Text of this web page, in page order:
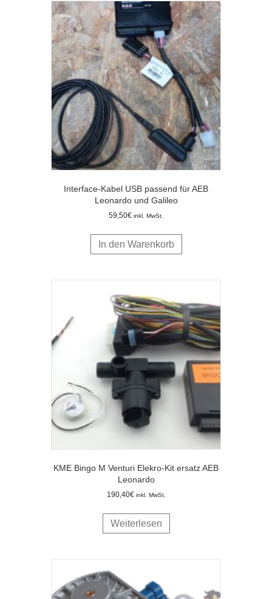
Interface-Kabel USB passend für AEB
Leonardo und Galileo
59,50€ inkl. MwSt.
In den Warenkorb
KME Bingo M Venturi Elekro-Kit ersatz AEB
Leonardo
190,40€ inkl. MwSt.
Weiterlesen